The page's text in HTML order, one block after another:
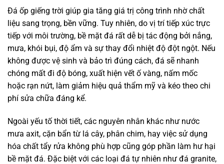
Đá ốp giếng trời giúp gia tăng giá trị công trình nhờ chất
liệu sang trọng, bền vững. Tuy nhiên, do vị trí tiếp xúc trực
tiếp với môi trường, bề mặt đá rất dễ bị tác động bởi nắng,
mưa, khói bụi, độ ẩm và sự thay đổi nhiệt độ đột ngột. Nếu
không được vệ sinh và bảo trì đúng cách, đá sẽ nhanh
chóng mất đi độ bóng, xuất hiện vết ố vàng, nấm mốc
hoặc rạn nứt, làm giảm hiệu quả thẩm mỹ và kéo theo chi
phí sửa chữa đáng kể.
Ngoài yếu tố thời tiết, các nguyên nhân khác như nước
mưa axit, cặn bẩn từ lá cây, phân chim, hay việc sử dụng
hóa chất tẩy rửa không phù hợp cũng góp phần làm hư hại
bề mặt đá. Đặc biệt với các loại đá tự nhiên như đá granite,